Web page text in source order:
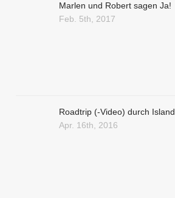
Marlen und Robert sagen Ja!
Feb. 5th, 2017
Roadtrip (-Video) durch Island
Apr. 16th, 2016